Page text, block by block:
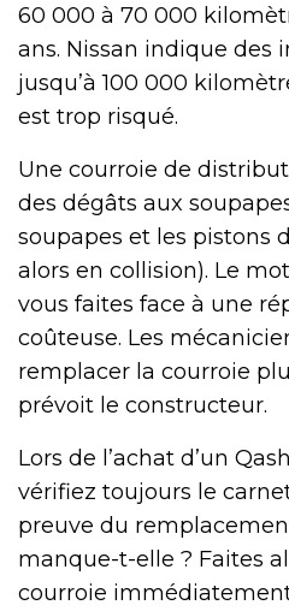
60 000 à 70 000
ans. Nissan indique des
jusqu’à 100 000
est trop risqué.
Une courroie de
des dégâts aux
soupapes et les pistons
alors en collision). Le
vous faites face à une
coûteuse. Les
remplacer la courroie
prévoit le constructeur.
Lors de l’achat d’un
vérifiez toujours le
preuve du
manque-t-elle ? Faites
courroie